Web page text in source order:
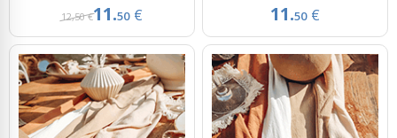
12,50 €11.50 € 11.50 €